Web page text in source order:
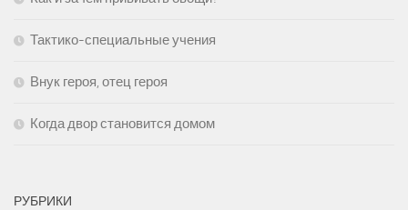
Тактико-специальные учения
Внук героя, отец героя
Когда двор становится домом
РУБРИКИ